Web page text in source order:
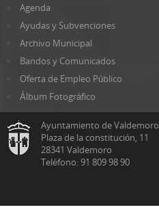
Agenda
Ayudas y Subvenciones
Archivo Municipal
Bandos y Comunicados
Oferta de Empleo Público
Álbum Fotográfico
Ayuntamiento de Valdemoro
Plaza de la constitución, 11
28341 Valdemoro
Teléfono: 91 809 98 90